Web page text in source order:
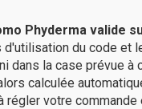
Phyderma valide
du code et
dans la case prévue
calculée
régler votre